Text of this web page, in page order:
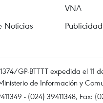
VNA
Noticias
Publicidad
GP-BTTTT expedida el 11
de Información y
- (024) 39411348, Fax: